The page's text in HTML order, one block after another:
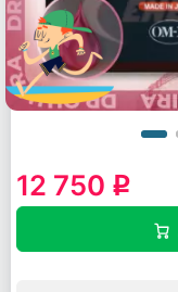
12 750 q